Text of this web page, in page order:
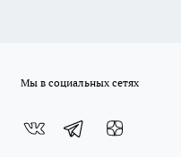
Мы в социальных сетях